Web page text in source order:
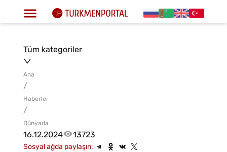
Tüm kategoriler
Ana
/
Haberler
/
Dünyada
16.12.2024 13723
Sosyal ağda paylaşın: